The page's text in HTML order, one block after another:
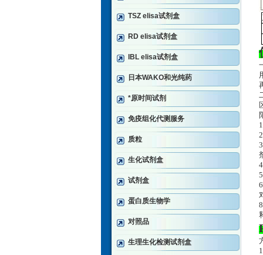
TSZ elisa试剂盒
RD elisa试剂盒
IBL elisa试剂盒
日本WAKO和光纯药
*原时间试剂
免疫组化代测服务
质粒
生化试剂盒
试剂盒
蛋白质生物学
对照品
生理生化检测试剂盒